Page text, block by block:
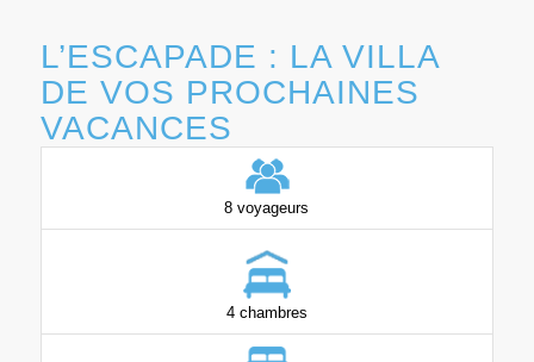
L’ESCAPADE : LA VILLA
DE VOS PROCHAINES
VACANCES
8 voyageurs
4 chambres